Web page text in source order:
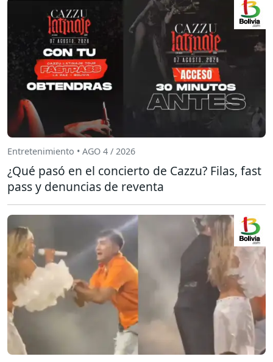
Entretenimiento • AGO 4 / 2026
¿Qué pasó en el concierto de Cazzu? Filas, fast
pass y denuncias de reventa